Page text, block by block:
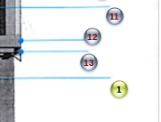
1
11
12
13